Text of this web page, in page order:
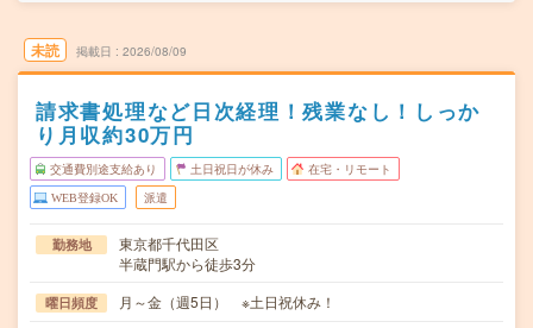
未読 掲載日 2026/08/09
請求書処理など日次経理！残業なし！しっか
り月収約30万円
交通費別途支給あり 土日祝日が休み 在宅・リモート
WEB登録OK 派遣
勤務地
東京都千代田区
半蔵門駅から徒歩3分
曜日頻度 月～金（週5日） ※土日祝休み！